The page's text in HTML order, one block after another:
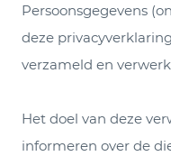
Persoonsgegevens
deze
verzameld en
Het doel van deze
informeren over de